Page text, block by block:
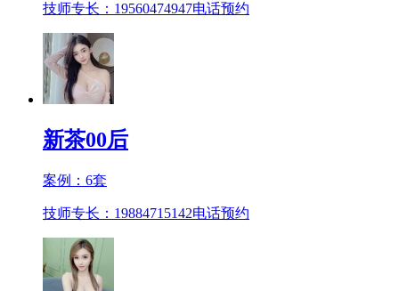
技师专长：19560474947电话预约
新茶00后
案例： 6套
技师专长：19884715142电话预约